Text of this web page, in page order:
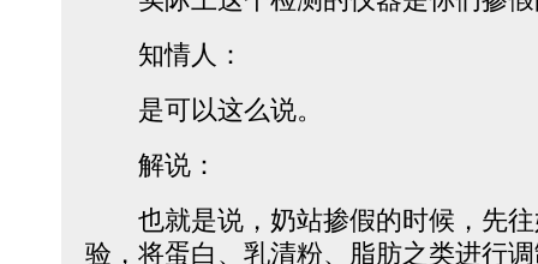
知情人：
是可以这么说。
解说：
也就是说，奶站掺假的时候，先往
验，将蛋白、乳清粉、脂肪之类进行